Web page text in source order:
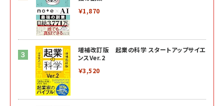
￥1,870
増補改訂版 起業の科学 スタートアップサイエ
ンスVer.2
￥3,520